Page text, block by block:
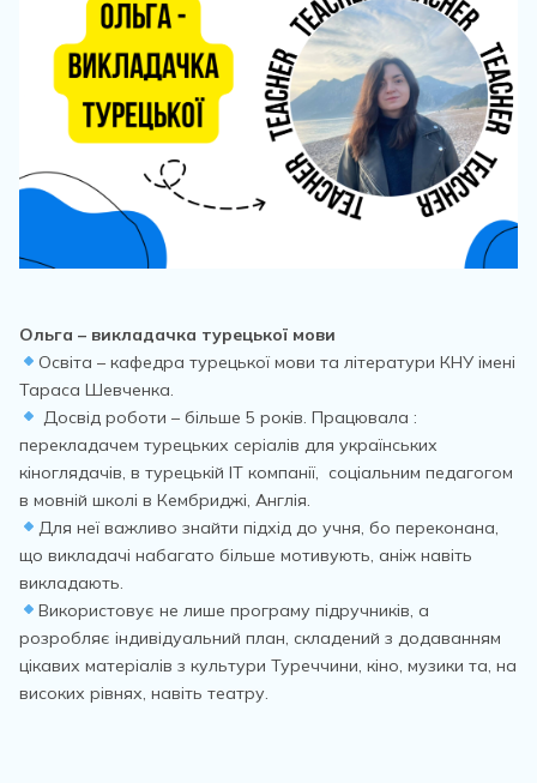
Ольга – викладачка турецької мови
Освіта – кафедра турецької мови та літератури КНУ імені
Тараса Шевченка.
Досвід роботи – більше 5 років. Працювала :
перекладачем турецьких серіалів для українських
кіноглядачів, в турецькій ІТ компанії, соціальним педагогом
в мовній школі в Кембриджі, Англія.
Для неї важливо знайти підхід до учня, бо переконана,
що викладачі набагато більше мотивують, аніж навіть
викладають.
Використовує не лише програму підручників, а
розробляє індивідуальний план, складений з додаванням
цікавих матеріалів з культури Туреччини, кіно, музики та, на
високих рівнях, навіть театру.